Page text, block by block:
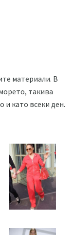
материали. В
такива
и като всеки ден.